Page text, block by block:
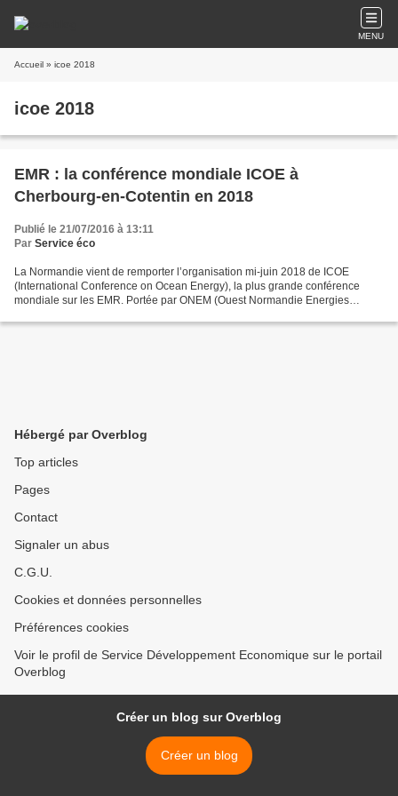
MENU
Accueil » icoe 2018
icoe 2018
EMR : la conférence mondiale ICOE à
Cherbourg-en-Cotentin en 2018
Publié le 21/07/2016 à 13:11
Par Service éco
La Normandie vient de remporter l’organisation mi-juin 2018 de ICOE
(International Conference on Ocean Energy), la plus grande conférence
mondiale sur les EMR. Portée par ONEM (Ouest Normandie Energies
Hébergé par Overblog
Top articles
Pages
Contact
Signaler un abus
C.G.U.
Cookies et données personnelles
Préférences cookies
Voir le profil de Service Développement Economique sur le portail
Overblog
Créer un blog sur Overblog
Créer un blog